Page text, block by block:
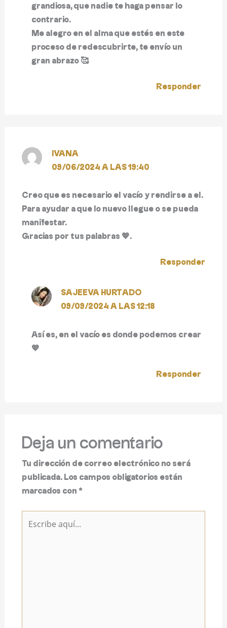
grandiosa, que nadie te haga pensar lo
contrario.
Me alegro en el alma que estés en este
proceso de redescubrirte, te envío un
gran abrazo 🥰
Responder
IVANA
09/06/2024 A LAS 19:40
Creo que es necesario el vacío y rendirse a el.
Para ayudar a que lo nuevo llegue o se pueda
manifestar.
Gracias por tus palabras 💖.
Responder
SAJEEVA HURTADO
09/09/2024 A LAS 12:18
Así es, en el vacío es donde podemos crear
💖
Responder
Deja un comentario
Tu dirección de correo electrónico no será
publicada. Los campos obligatorios están
marcados con *